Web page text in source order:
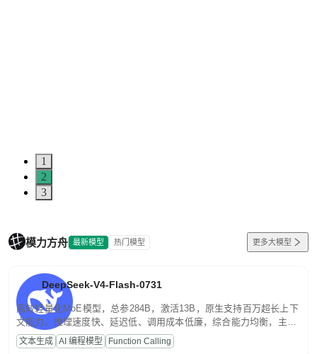
1
2
3
模力方舟 最新模型 热门模型 更多大模型
DeepSeek-V4-Flash-0731
高效轻量化MoE模型，总参284B，激活13B，原生支持百万超长上下
文能力。推理速度快、延迟低、调用成本低廉，综合能力均衡，主打
高并发、轻量化任务，适合日常对话、内容创作、基础 RAG、批量
文案处理等普惠刚需场景。
文本生成 AI 编程模型 Function Calling